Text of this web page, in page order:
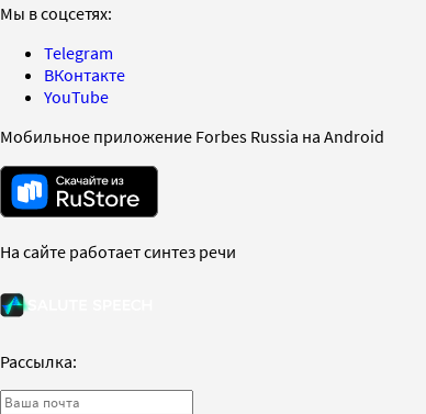
Мы в соцсетях:
Telegram
ВКонтакте
YouTube
Мобильное приложение Forbes Russia на Android
На сайте работает синтез речи
Рассылка: